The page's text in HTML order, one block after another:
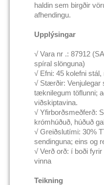
haldin sem birgðir
afhendingu.
Upplýsingar
√ Vara nr .: 87912
spíral slönguna)
√ Efni: 45 kolefni
√ Stærðir:
tæknilegum töflunni;
viðskiptavina.
√ Yfirborðsmeðferð:
krómhúðuð, húðuð
√ Greiðslutími: 30%
sendinguna; eins og
√ Verð orð: í boði
vinna
Teikning